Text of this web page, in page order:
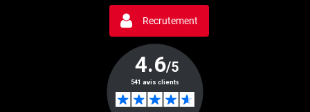
Recrutement